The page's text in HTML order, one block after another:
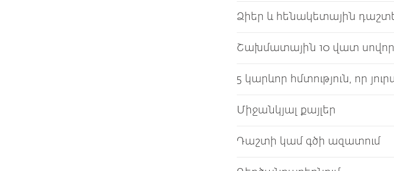
Ձիեր և հենակետային
Շախմատային 10 վատ
5 կարևոր հմտություն, որ
Միջանկյալ քայլեր
Դաշտի կամ գծի ազատում